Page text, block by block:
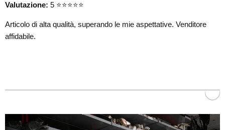
Valutazione: 5 ⭐⭐⭐⭐⭐
Articolo di alta qualità, superando le mie aspettative. Venditore
affidabile.